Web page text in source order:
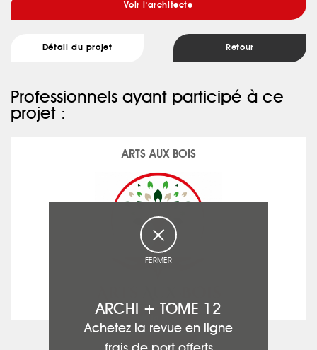
Voir l'architecte
Détail du projet Retour
Professionnels ayant participé à ce
projet :
ARTS AUX BOIS
FERMER
ARCHI + TOME 12
Achetez la revue en ligne